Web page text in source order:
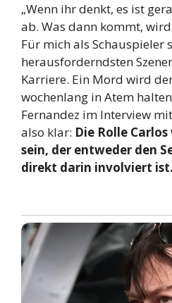
„Wenn ihr denkt, es ist
ab. Was dann kommt,
Für mich als Schauspieler
herausforderndsten
Karriere. Ein Mord wird
wochenlang in Atem
Fernandez im Interview
also klar: Die Rolle
sein, der entweder den
direkt darin involviert ist.